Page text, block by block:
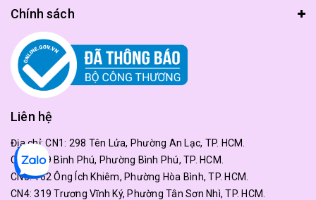
Chính sách
Liên hệ
Địa chỉ:CN1: 298 Tên Lửa, Phường An Lạc, TP. HCM.
CN2: 179 Bình Phú, Phường Bình Phú, TP. HCM.
CN3: 162 Ông Ích Khiêm, Phường Hòa Bình, TP. HCM.
CN4: 319 Trương Vĩnh Ký, Phường Tân Sơn Nhì, TP. HCM.